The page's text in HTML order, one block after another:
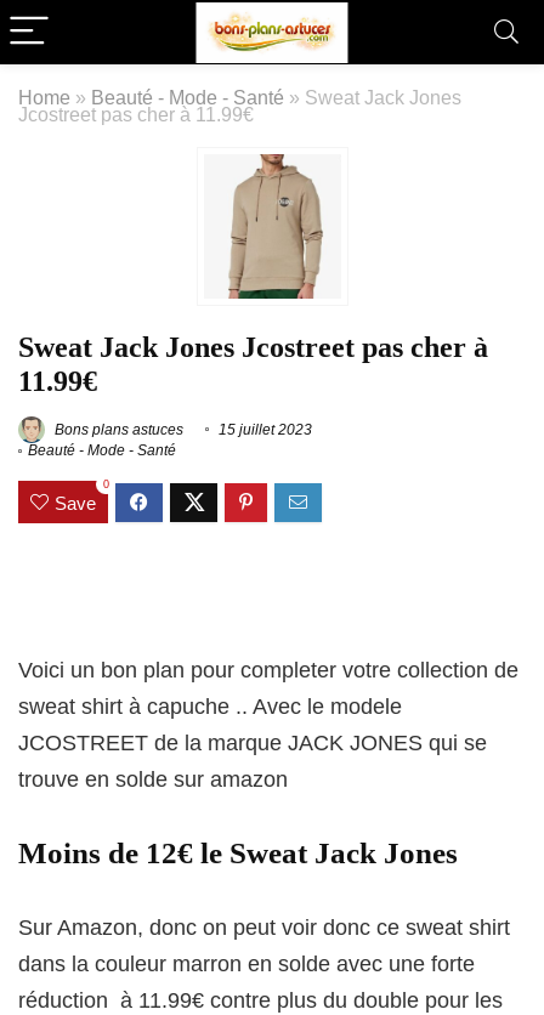
Home » Beauté - Mode - Santé » Sweat Jack Jones
Jcostreet pas cher à 11.99€
Sweat Jack Jones Jcostreet pas cher à
11.99€
Bons plans astuces
15 juillet 2023
Beauté - Mode - Santé
Save
0
Voici un bon plan pour completer votre collection de
sweat shirt à capuche .. Avec le modele
JCOSTREET de la marque JACK JONES qui se
trouve en solde sur amazon
Moins de 12€ le Sweat Jack Jones
Sur Amazon, donc on peut voir donc ce sweat shirt
dans la couleur marron en solde avec une forte
réduction à 11.99€ contre plus du double pour les